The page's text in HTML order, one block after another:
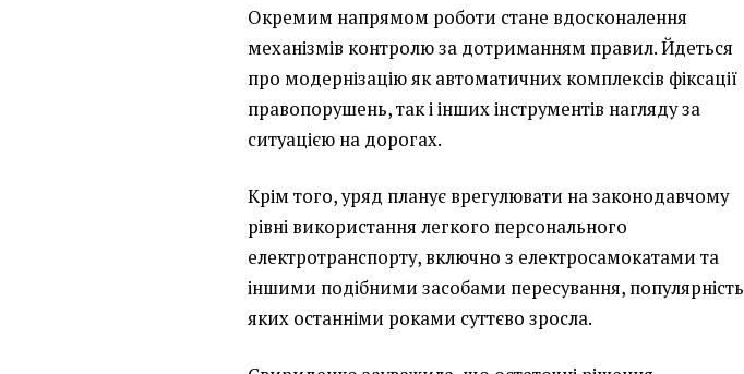
Окремим напрямом роботи стане вдосконалення
механізмів контролю за дотриманням правил. Йдеться
про модернізацію як автоматичних комплексів фіксації
правопорушень, так і інших інструментів нагляду за
ситуацією на дорогах.
Крім того, уряд планує врегулювати на законодавчому
рівні використання легкого персонального
електротранспорту, включно з електросамокатами та
іншими подібними засобами пересування, популярність
яких останніми роками суттєво зросла.